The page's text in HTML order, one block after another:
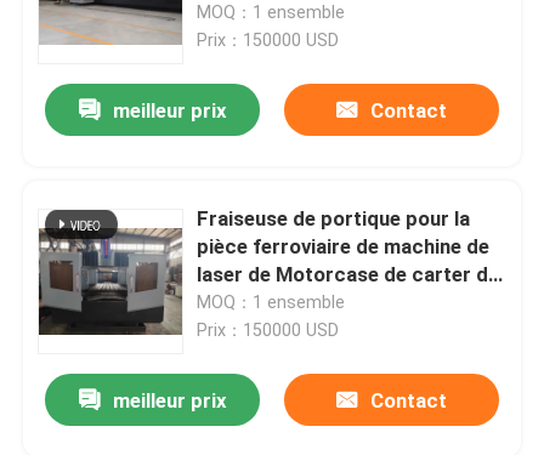
MOQ：1 ensemble
Prix：150000 USD
meilleur prix Contact
Fraiseuse de portique pour la
pièce ferroviaire de machine de
laser de Motorcase de carter de
boîte de vitesses de charriot
MOQ：1 ensemble
Prix：150000 USD
meilleur prix Contact